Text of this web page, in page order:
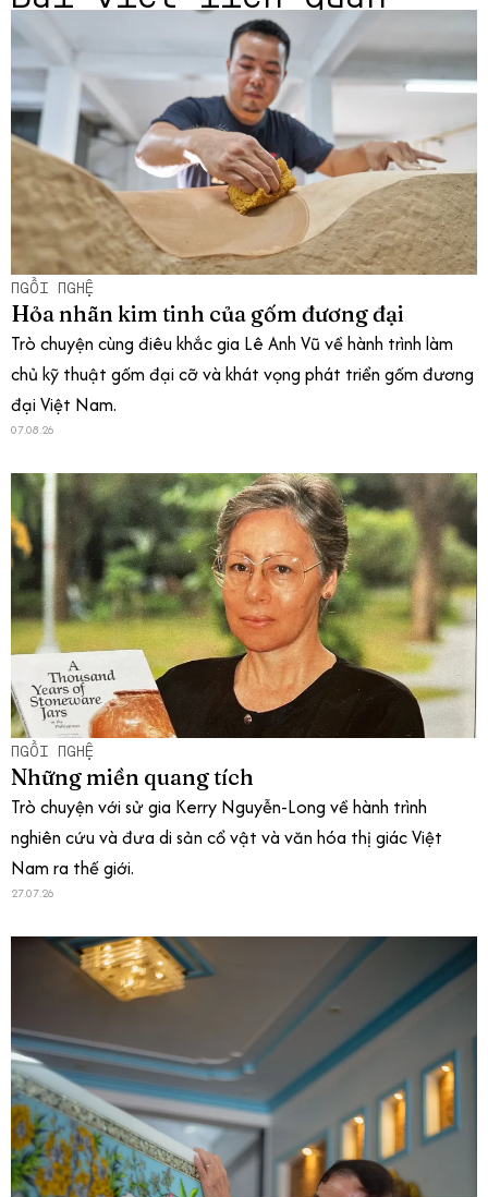
NGỒI NGHỆ
Hỏa nhãn kim tinh của gốm đương đại
Trò chuyện cùng điêu khắc gia Lê Anh Vũ về hành trình làm
chủ kỹ thuật gốm đại cỡ và khát vọng phát triển gốm đương
đại Việt Nam.
07.08.26
NGỒI NGHỆ
Những miền quang tích
Trò chuyện với sử gia Kerry Nguyễn-Long về hành trình
nghiên cứu và đưa di sản cổ vật và văn hóa thị giác Việt
Nam ra thế giới.
27.07.26